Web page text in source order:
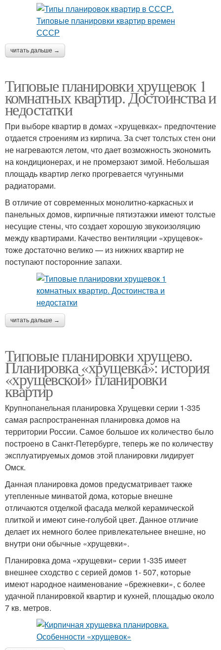
читать дальше →
Типовые планировки хрущевок 1
комнатных квартир. Достоинства и
недостатки
При выборе квартир в домах «хрущевках» предпочтение
отдается строениям из кирпича. За счет толстых стен они
не нагреваются летом, что дает возможность экономить
на кондиционерах, и не промерзают зимой. Небольшая
площадь квартир легко прогревается чугунными
радиаторами.
В отличие от современных монолитно-каркасных и
панельных домов, кирпичные пятиэтажки имеют толстые
несущие стены, что создает хорошую звукоизоляцию
между квартирами. Качество вентиляции «хрущевок»
тоже достаточно велико — из нижних квартир не
поступают посторонние запахи.
читать дальше →
Типовые планировки хрущево.
Планировка «хрущевка»: история
«хрущевской» планировки
квартир
Крупнопанельная планировка Хрущевки серии 1-335
самая распространенная планировка домов на
территории России. Самое большое их количество было
построено в Санкт-Петербурге, теперь же по количеству
эксплуатируемых домов этой планировки лидирует
Омск.
Данная планировка домов предусматривает также
утепленные минватой дома, которые внешне
отличаются отделкой фасада мелкой керамической
плиткой и имеют сине-голубой цвет. Данное отличие
делает их немного более привлекательнее внешне, но
внутри они обычные «хрущевки».
Планировка дома «хрущевки» серии 1-335 имеет
внешнее сходство с серией домов 1- 507, которые
имеют народное наименование «брежневки», с более
удачной планировкой квартир и кухней, площадью около
7 кв. метров.